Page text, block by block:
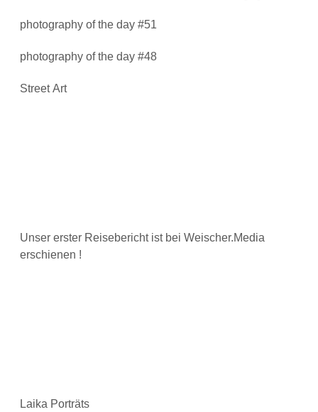
photography of the day #51
photography of the day #48
Street Art
Unser erster Reisebericht ist bei Weischer.Media
erschienen !
Laika Porträts